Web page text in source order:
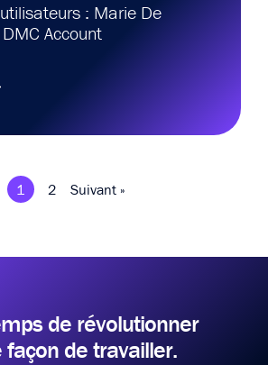
: Marie De
Account
1 2 Suivant »
de révolutionner
façon de travailler.